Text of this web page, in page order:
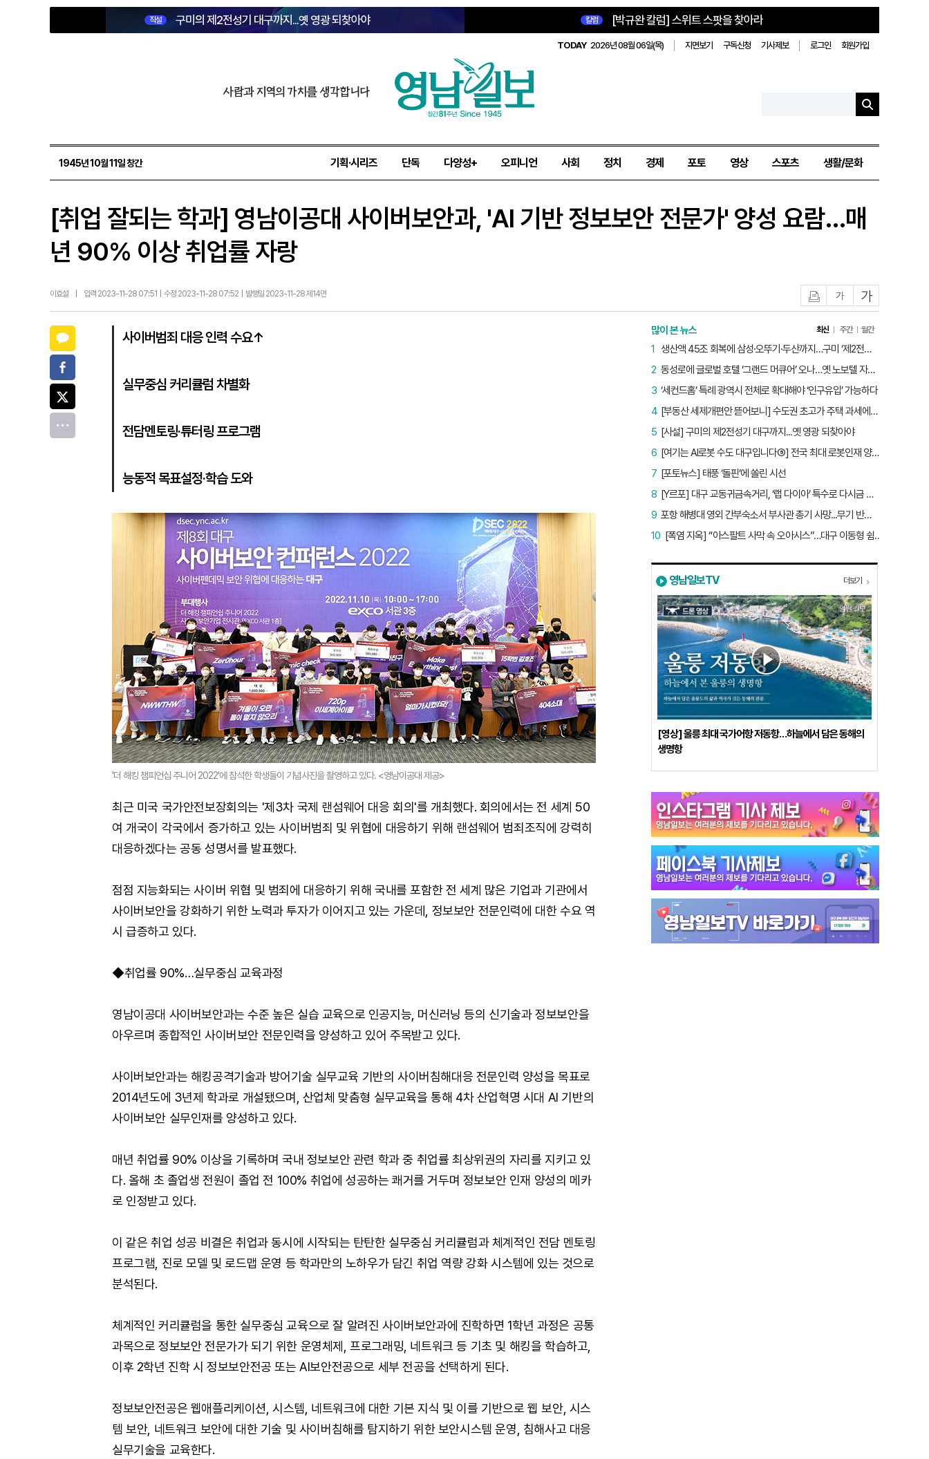
직설 구미의 제2전성기 대구까지...옛 영광 되찾아야 칼럼 [박규완 칼럼] 스위트 스팟을 찾아라
TODAY 2026년 08월 06일(목) 지면보기 구독신청 기사제보 로그인 회원가입
사람과 지역의 가치를 생각합니다
1945년 10월 11일 창간 기획·시리즈 단독 다양성+ 오피니언 사회 정치 경제 포토 영상 스포츠 생활/문화
[취업 잘되는 학과] 영남이공대 사이버보안과, 'AI 기반 정보보안 전문가' 양성 요람…매
년 90% 이상 취업률 자랑
이효설 입력 2023-11-28 07:51 | 수정 2023-11-28 07:52 | 발행일 2023-11-28 제14면 글자작게글자크게
사이버범죄 대응 인력 수요↑
실무중심 커리큘럼 차별화
전담멘토링·튜터링 프로그램
능동적 목표설정·학습 도와
'더 해킹 챔피언십 주니어 2022'에 참석한 학생들이 기념사진을 촬영하고 있다. <영남이공대 제공>
최근 미국 국가안전보장회의는 '제3차 국제 랜섬웨어 대응 회의'를 개최했다. 회의에서는 전 세계 50
여 개국이 각국에서 증가하고 있는 사이버범죄 및 위협에 대응하기 위해 랜섬웨어 범죄조직에 강력히
대응하겠다는 공동 성명서를 발표했다.
점점 지능화되는 사이버 위협 및 범죄에 대응하기 위해 국내를 포함한 전 세계 많은 기업과 기관에서
사이버보안을 강화하기 위한 노력과 투자가 이어지고 있는 가운데, 정보보안 전문인력에 대한 수요 역
시 급증하고 있다.
◆취업률 90%…실무중심 교육과정
영남이공대 사이버보안과는 수준 높은 실습 교육으로 인공지능, 머신러닝 등의 신기술과 정보보안을
아우르며 종합적인 사이버보안 전문인력을 양성하고 있어 주목받고 있다.
사이버보안과는 해킹공격기술과 방어기술 실무교육 기반의 사이버침해대응 전문인력 양성을 목표로
2014년도에 3년제 학과로 개설됐으며, 산업체 맞춤형 실무교육을 통해 4차 산업혁명 시대 AI 기반의
사이버보안 실무인재를 양성하고 있다.
매년 취업률 90% 이상을 기록하며 국내 정보보안 관련 학과 중 취업률 최상위권의 자리를 지키고 있
다. 올해 초 졸업생 전원이 졸업 전 100% 취업에 성공하는 쾌거를 거두며 정보보안 인재 양성의 메카
로 인정받고 있다.
이 같은 취업 성공 비결은 취업과 동시에 시작되는 탄탄한 실무중심 커리큘럼과 체계적인 전담 멘토링
프로그램, 진로 모델 및 로드맵 운영 등 학과만의 노하우가 담긴 취업 역량 강화 시스템에 있는 것으로
분석된다.
체계적인 커리큘럼을 통한 실무중심 교육으로 잘 알려진 사이버보안과에 진학하면 1학년 과정은 공통
과목으로 정보보안 전문가가 되기 위한 운영체제, 프로그래밍, 네트워크 등 기초 및 해킹을 학습하고,
이후 2학년 진학 시 정보보안전공 또는 AI보안전공으로 세부 전공을 선택하게 된다.
정보보안전공은 웹애플리케이션, 시스템, 네트워크에 대한 기본 지식 및 이를 기반으로 웹 보안, 시스
템 보안, 네트워크 보안에 대한 기술 및 사이버침해를 탐지하기 위한 보안시스템 운영, 침해사고 대응
실무기술을 교육한다.
많이 본 뉴스 최신 주간 월간
생산액 45조 회복에 삼성·오뚜기·두산까지…구미 ‘제2전성기’ 시작됐다
1
동성로에 글로벌 호텔 ‘그랜드 머큐어’ 오나…옛 노보텔 자리 사무실 개설
2
‘세컨드홈’ 특례 광역시 전체로 확대해야 ‘인구유입’ 가능하다
3
[부동산 세제개편안 뜯어보니] 수도권 초고가 주택 과세에만 초점…침체된 지방 부동산 대책은 없다
4
[사설] 구미의 제2전성기 대구까지...옛 영광 되찾아야
5
[여기는 AI로봇 수도 대구입니다⑤] 전국 최대 로봇인재 양성소…“대구산업 맞춤형 교육과정 만들자”
6
[포토뉴스] 태풍 ‘돌핀’에 쏠린 시선
7
[Y르포] 대구 교동귀금속거리, ‘랩 다이아’ 특수로 다시금 활기…“반짝 인기 의존 않는 지속 가능 성장 동력 마련해야”
8
포항 해병대 영외 간부숙소서 부사관 총기 사망...무기 반출 비상
9
[폭염 지옥] “아스팔트 사막 속 오아시스”…대구 이동형 쉼터 버스 ‘북적’, 지하철역도 ‘바글’
10
영남일보TV 더보기
[영상] 울릉 최대 국가어항 저동항…하늘에서 담은 동해의
생명항